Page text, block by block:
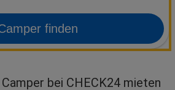
finden
bei CHECK24 mieten